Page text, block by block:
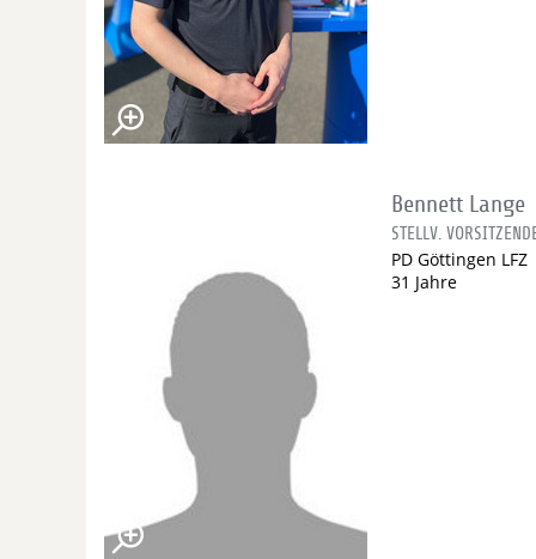
Bennett Lange
STELLV.
PD Göttingen LFZ
31 Jahre